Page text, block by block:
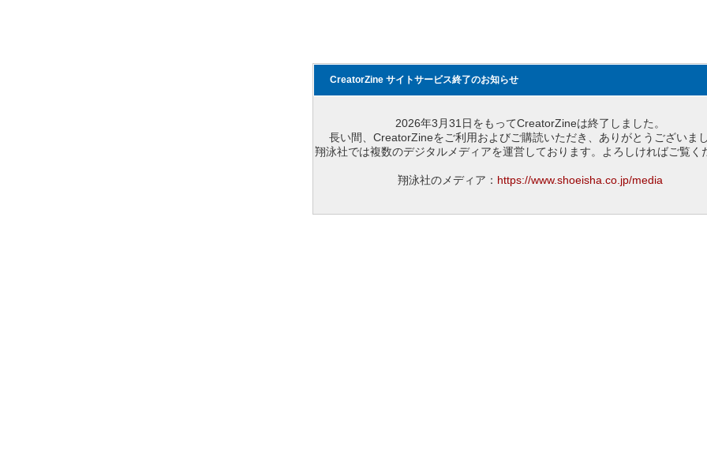
CreatorZine サイトサービス終了のお知らせ
2026年3月31日をもってCreatorZineは終了しました。
長い間、CreatorZineをご利用およびご購読いただき、ありがとうございまし
翔泳社では複数のデジタルメディアを運営しております。よろしければご覧く
翔泳社のメディア： https://www.shoeisha.co.jp/media